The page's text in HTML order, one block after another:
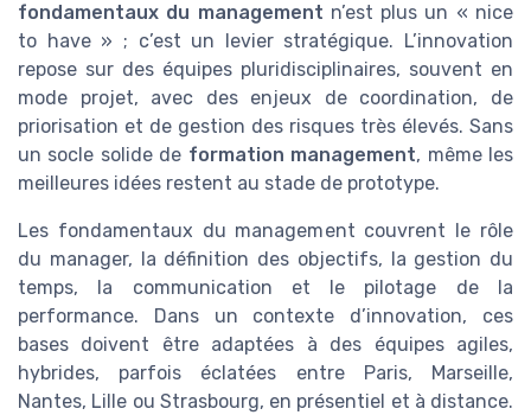
fondamentaux du management n’est plus un « nice
to have » ; c’est un levier stratégique. L’innovation
repose sur des équipes pluridisciplinaires, souvent en
mode projet, avec des enjeux de coordination, de
priorisation et de gestion des risques très élevés. Sans
un socle solide de formation management, même les
meilleures idées restent au stade de prototype.
Les fondamentaux du management couvrent le rôle
du manager, la définition des objectifs, la gestion du
temps, la communication et le pilotage de la
performance. Dans un contexte d’innovation, ces
bases doivent être adaptées à des équipes agiles,
hybrides, parfois éclatées entre Paris, Marseille,
Nantes, Lille ou Strasbourg, en présentiel et à distance.